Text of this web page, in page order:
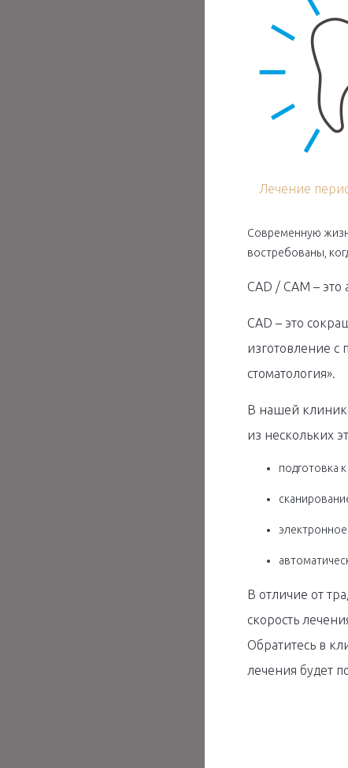
Лечение
Современную
востребованы,
CAD / CAM –
CAD – это
изготовление
стоматология».
В нашей
из нескольких
подготовка
В отличие от
скорость
Обратитесь в
лечения будет